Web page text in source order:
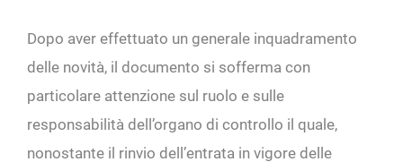
Dopo aver effettuato un generale inquadramento
delle novità, il documento si sofferma con
particolare attenzione sul ruolo e sulle
responsabilità dell’organo di controllo il quale,
nonostante il rinvio dell’entrata in vigore delle